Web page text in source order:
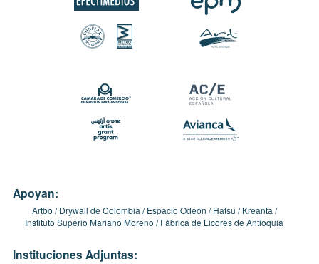
Apoyan:
Artbo Drywall de Colombia Espacio Odeón Hatsu
Kreanta
Instituto Superio Mariano Moreno
Fábrica de Licores de Antioquia
Instituciones Adjuntas: